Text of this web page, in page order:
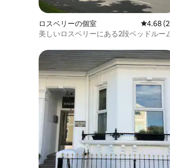
ロスベリーの個室 レビュ
4.68
美しいロスベリーにある2段ベッドルー